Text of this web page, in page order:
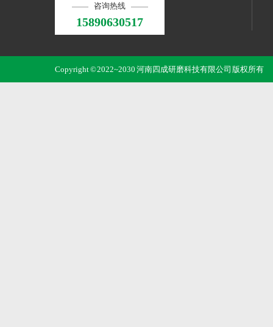
咨询热线
15890630517
Copyright © 2022~2030 河南四成研磨科技有限公司 版权所